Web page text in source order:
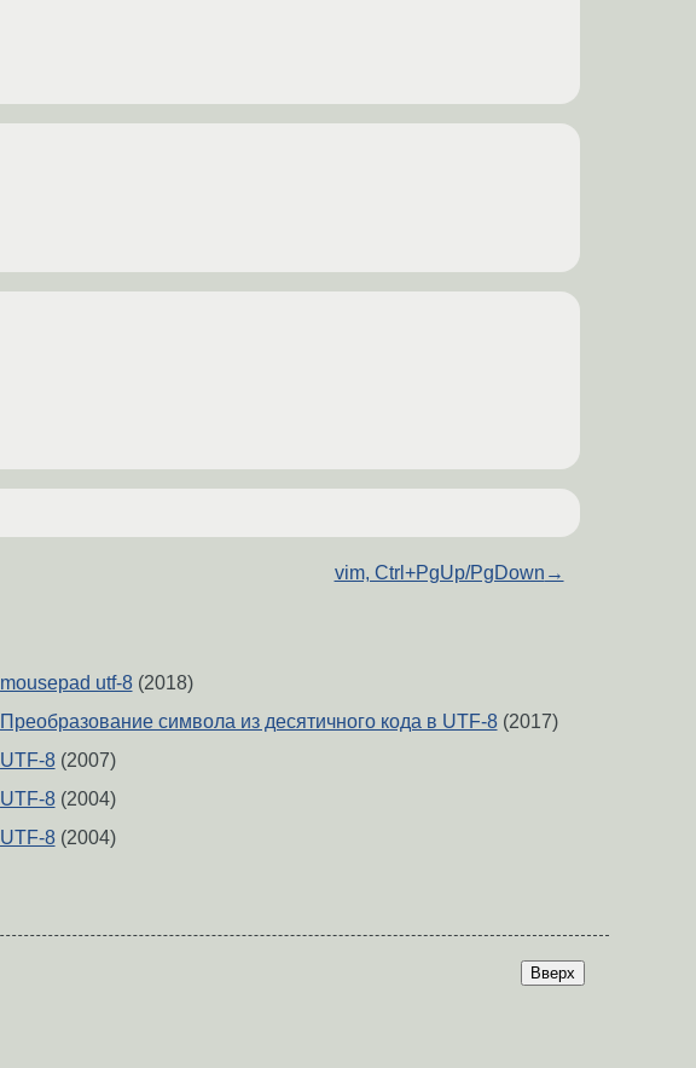
vim, Ctrl+PgUp/PgDown →
mousepad utf-8(2018)
Преобразование символа из десятичного кода в UTF-8(2017)
UTF-8(2007)
UTF-8(2004)
UTF-8(2004)
Вверх